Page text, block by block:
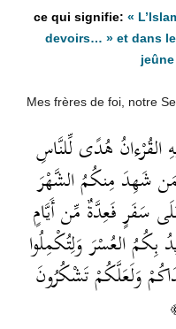
«
devoirs… » et dans
jeûne
Mes frères de foi, notre
هُدًى لِّلنَّاسِ
شَهِدَ مِنكُمُ الشَّهْرَ
سَفَرٍ فَعِدَّةٌ مِّن أَيَّامٍ
بِكُمُ العُسْرَ وَلِتُكْمِلُوا
وَلَعَلَّكُمْ تَشْكُرُونَ